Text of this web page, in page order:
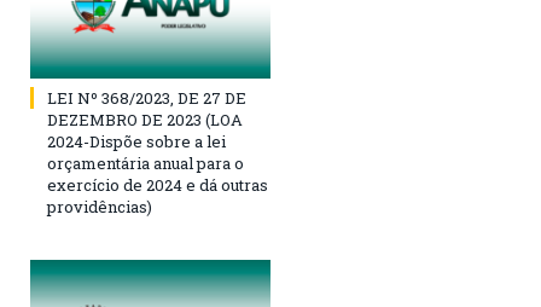
LEI Nº 368/2023, DE 27 DE
DEZEMBRO DE 2023 (LOA
2024-Dispõe sobre a lei
orçamentária anual para o
exercício de 2024 e dá outras
providências)